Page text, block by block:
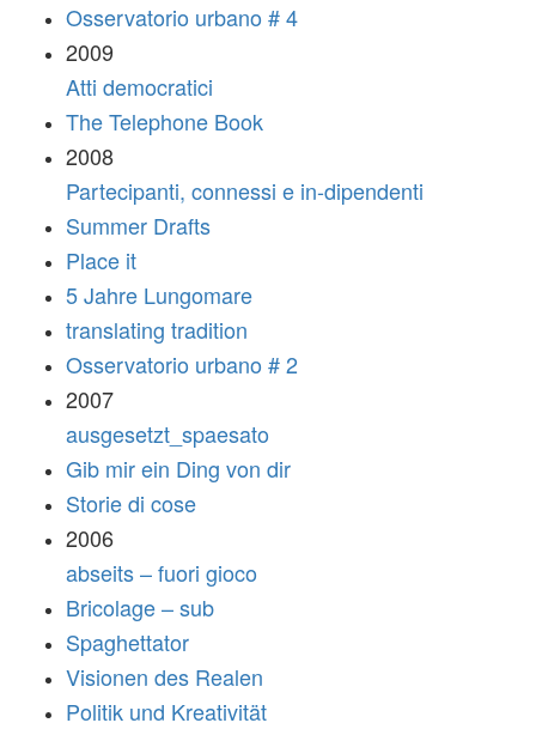
Osservatorio urbano # 4
2009
Atti democratici
The Telephone Book
2008
Partecipanti, connessi e in-dipendenti
Summer Drafts
Place it
5 Jahre Lungomare
translating tradition
Osservatorio urbano # 2
2007
ausgesetzt_spaesato
Gib mir ein Ding von dir
Storie di cose
2006
abseits – fuori gioco
Bricolage – sub
Spaghettator
Visionen des Realen
Politik und Kreativität